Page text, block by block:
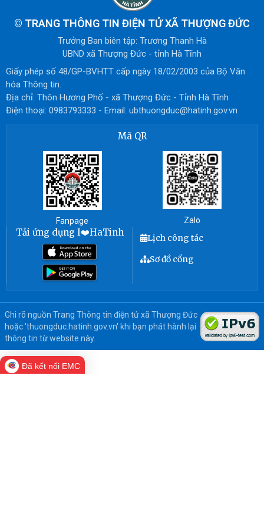
© TRANG THÔNG TIN ĐIỆN TỬ XÃ THƯỢNG ĐỨC
Trưởng Ban biên tập: Trương Thanh Hà
UBND xã Thượng Đức - tỉnh Hà Tĩnh
Giấy phép số 48/GP-BVHTT cấp ngày 18/02/2003 của Bộ Văn
hóa Thông tin.
Địa chỉ: Thôn Hương Phố - xã Thượng Đức - Tỉnh Hà Tĩnh
Điện thoại: 0983793333 - Email: ubthuongduc@hatinh.gov.vn
Mã QR
Fanpage Zalo
Tải ứng dụng I❤️HaTinh
Lịch công tác
Sơ đồ cổng
Ghi rõ nguồn Trang Thông tin điện tử xã Thượng Đức
hoặc 'thuongduc.hatinh.gov.vn' khi bạn phát hành lại
thông tin từ website này.
Đã kết nối EMC